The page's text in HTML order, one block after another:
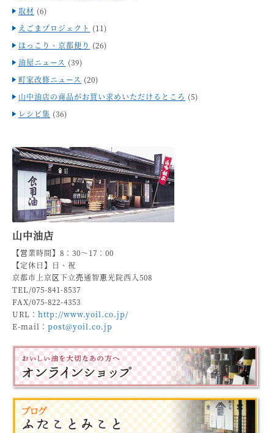
取材 (6)
えごまプロジェクト (11)
ほっこり、京都便り (26)
油屋ニュース (39)
町家改修ニュース (20)
山中油店の商品がお買い求めいただけるところ (5)
レシピ集 (36)
山中油店
【営業時間】8：30～17：00
【定休日】日、祝
京都市上京区下立売通智恵光院西入508
TEL/075-841-8537
FAX/075-822-4353
URL： http://www.yoil.co.jp/
E-mail： post@yoil.co.jp